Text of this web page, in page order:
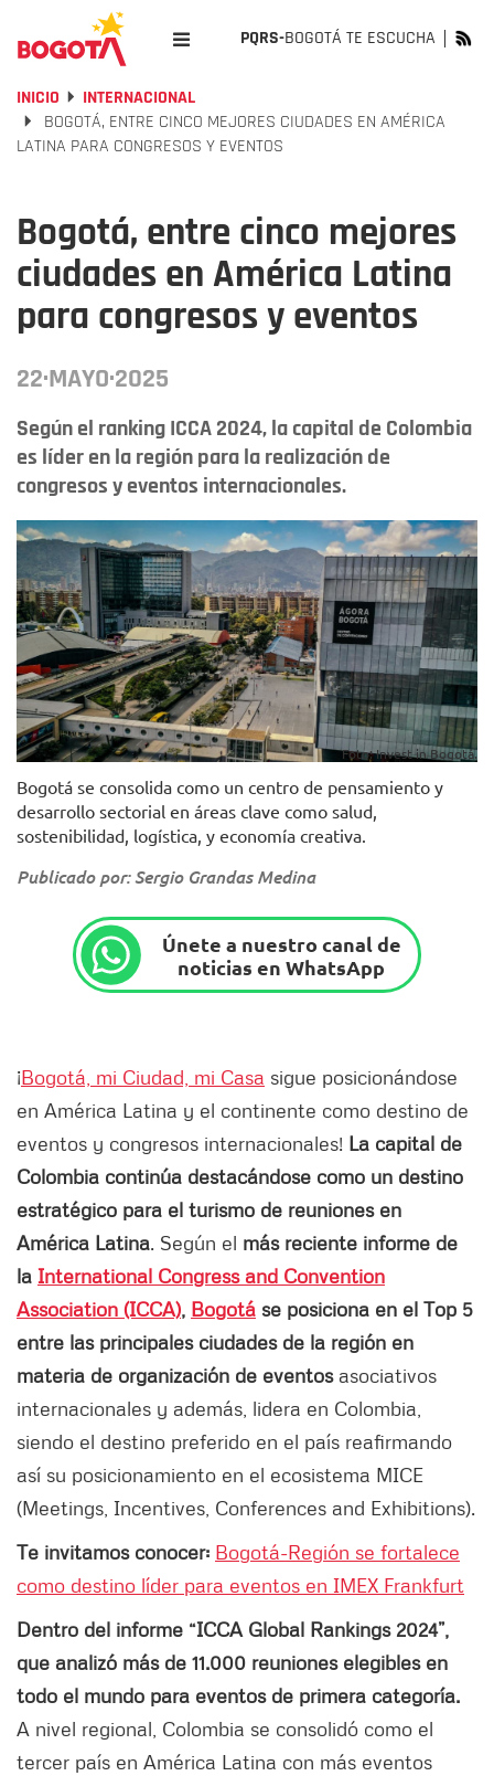
PQRS-BOGOTÁ TE ESCUCHA
INICIO
INTERNACIONAL
BOGOTÁ, ENTRE CINCO MEJORES CIUDADES EN AMÉRICA
LATINA PARA CONGRESOS Y EVENTOS
Bogotá, entre cinco mejores
ciudades en América Latina
para congresos y eventos
22·MAYO·2025
Según el ranking ICCA 2024, la capital de Colombia
es líder en la región para la realización de
congresos y eventos internacionales.
Foto: Invest in Bogotá.
Bogotá se consolida como un centro de pensamiento y
desarrollo sectorial en áreas clave como salud,
sostenibilidad, logística, y economía creativa.
Publicado por: Sergio Grandas Medina
Únete a nuestro canal de
noticias en WhatsApp
¡Bogotá, mi Ciudad, mi Casa sigue posicionándose
en América Latina y el continente como destino de
eventos y congresos internacionales! La capital de
Colombia continúa destacándose como un destino
estratégico para el turismo de reuniones en
América Latina. Según el más reciente informe de
la International Congress and Convention
Association (ICCA), Bogotá se posiciona en el Top 5
entre las principales ciudades de la región en
materia de organización de eventosasociativos
internacionales y además, lidera en Colombia,
siendo el destino preferido en el país reafirmando
así su posicionamiento en el ecosistema MICE
(Meetings, Incentives, Conferences and Exhibitions).
Te invitamos conocer: Bogotá-Región se fortalece
como destino líder para eventos en IMEX Frankfurt
Dentro del informe “ICCA Global Rankings 2024”,
que analizó más de 11.000 reuniones elegibles en
todo el mundo para eventos de primera categoría.
A nivel regional, Colombia se consolidó como el
tercer país en América Latina con más eventos